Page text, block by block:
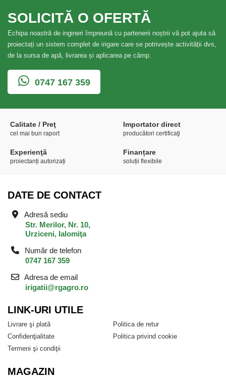
SOLICITĂ O OFERTĂ
Echipa noastră de ingineri împreună cu partenerii noștrii vă pot ajuta să
proiectați un sistem complet de irigare care se potrivește activității dvs,
de la sursa de apă, livrarea și aplicarea pe câmp.
0747 167 359
Calitate / Preţ
cel mai bun raport
Importator direct
producători certificaţi
Experienţă
proiectanți autorizați
Finanțare
soluții flexibile
DATE DE CONTACT
Adresă sediu
Str. Merilor, Nr. 10,
Urziceni, Ialomiţa
Număr de telefon
0747 167 359
Adresa de email
irigatii@rgagro.ro
LINK-URI UTILE
Livrare şi plată
Politica de retur
Confidenţialitate
Politica privind cookie
Termeni şi condiţii
MAGAZIN